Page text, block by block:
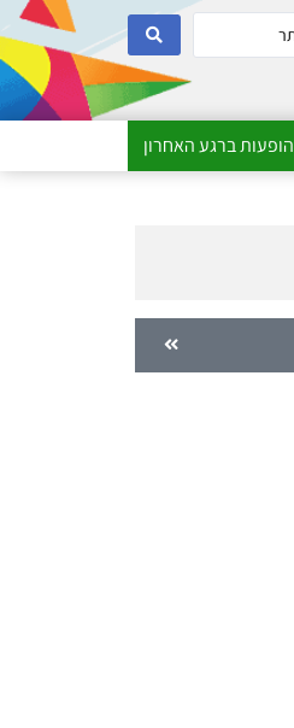
הופעות ברגע האחרון